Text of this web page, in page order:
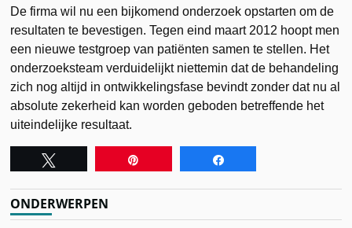
De firma wil nu een bijkomend onderzoek opstarten om de
resultaten te bevestigen. Tegen eind maart 2012 hoopt men
een nieuwe testgroep van patiënten samen te stellen. Het
onderzoeksteam verduidelijkt niettemin dat de behandeling
zich nog altijd in ontwikkelingsfase bevindt zonder dat nu al
absolute zekerheid kan worden geboden betreffende het
uiteindelijke resultaat.
ONDERWERPEN